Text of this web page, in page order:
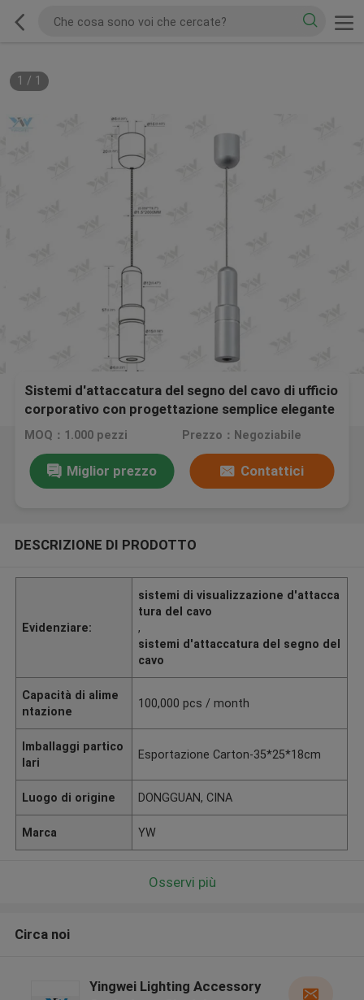
1 / 1
Sistemi d'attaccatura del segno del cavo di ufficio
corporativo con progettazione semplice elegante
MOQ：1.000 pezzi Prezzo：Negoziabile
Miglior prezzo Contattici
DESCRIZIONE DI PRODOTTO
Evidenziare:
sistemi di visualizzazione d'attacca
tura del cavo
,
sistemi d'attaccatura del segno del
cavo
Capacità di alime
ntazione
100,000 pcs / month
Imballaggi partico
lari
Esportazione Carton-35*25*18cm
Luogo di origine DONGGUAN, CINA
Marca YW
Osservi più
Circa noi
Yingwei Lighting Accessory